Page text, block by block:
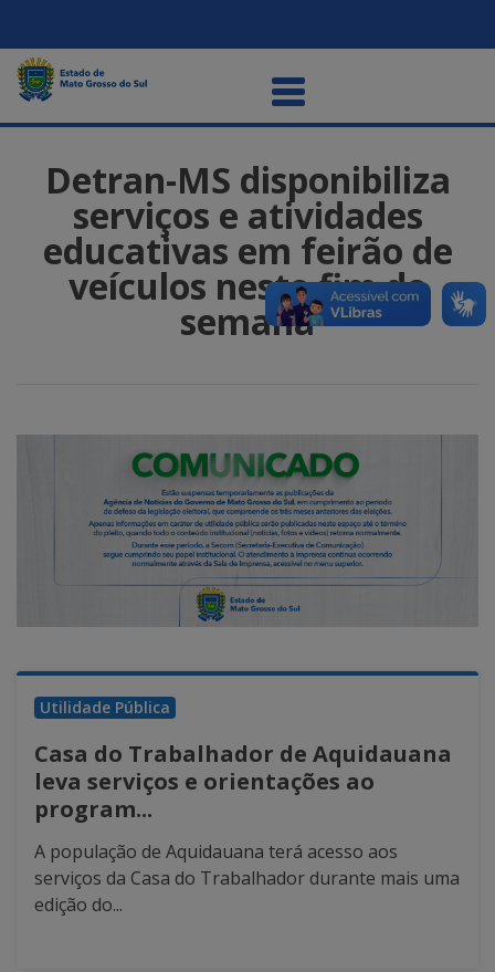
Detran-MS disponibiliza
serviços e atividades
educativas em feirão de
veículos neste fim de
semana
Utilidade Pública
Casa do Trabalhador de Aquidauana
leva serviços e orientações ao
program...
A população de Aquidauana terá acesso aos
serviços da Casa do Trabalhador durante mais uma
edição do...